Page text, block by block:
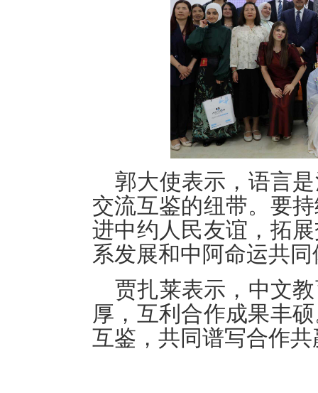
郭大使表示，语言
交流互鉴的纽带。要
进中约人民友谊，拓
系发展和中阿命运共
贾扎莱表示，中文
厚，互利合作成果丰
互鉴，共同谱写合作